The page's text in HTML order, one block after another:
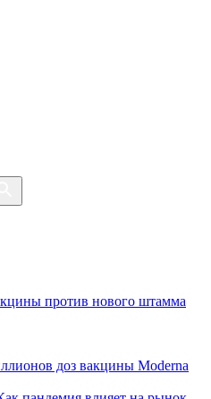
против нового штамма
доз вакцины Moderna